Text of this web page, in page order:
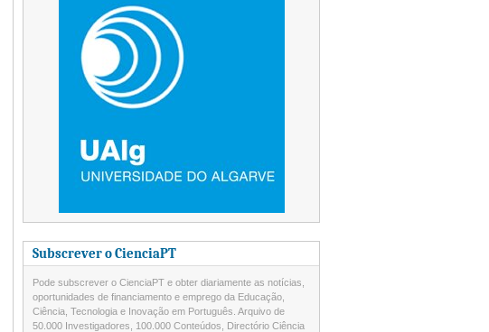
Subscrever o CienciaPT
Pode subscrever o CienciaPT e obter diariamente as notícias,
oportunidades de financiamento e emprego da Educação,
Ciência, Tecnologia e Inovação em Português. Arquivo de
50.000 Investigadores, 100.000 Conteúdos, Directório Ciência